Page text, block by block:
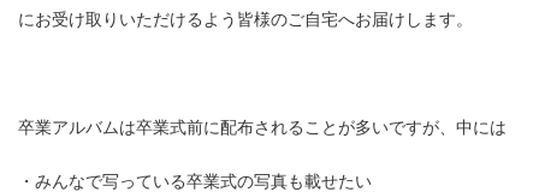
にお受け取りいただけるよう皆様のご自宅へお届けします。
卒業アルバムは卒業式前に配布されることが多いですが、中には
・みんなで写っている卒業式の写真も載せたい